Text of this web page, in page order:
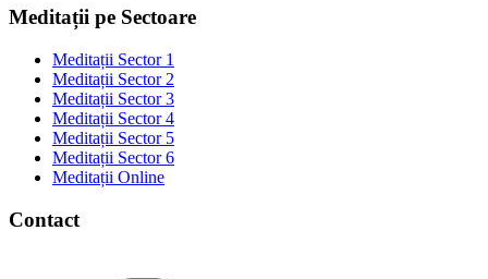
Meditații pe Sectoare
Meditații Sector 1
Meditații Sector 2
Meditații Sector 3
Meditații Sector 4
Meditații Sector 5
Meditații Sector 6
Meditații Online
Contact